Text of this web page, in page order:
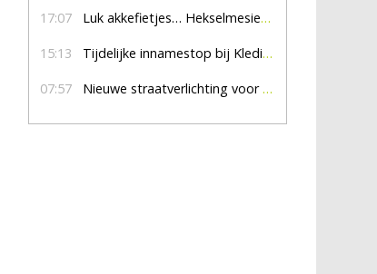
17:07 Luk akkefietjes… HekselmesienHarry
15:13 Tijdelijke innamestop bij Kledingbank Stefania
07:57 Nieuwe straatverlichting voor De Veldmaat en De Pas